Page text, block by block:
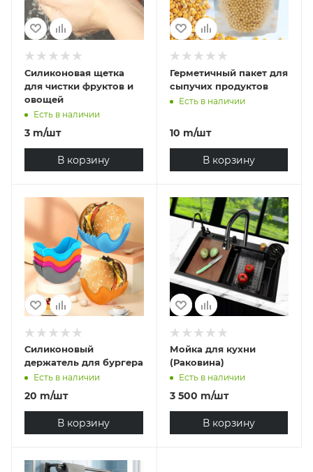
Силиконовая щетка
для чистки фруктов и
овощей
Есть в наличии
3 m/шт
В корзину
Герметичный пакет для
сыпучих продуктов
Есть в наличии
10 m/шт
В корзину
Силиконовый
держатель для бургера
Есть в наличии
20 m/шт
В корзину
Мойка для кухни
(Раковина)
Есть в наличии
3 500 m/шт
В корзину